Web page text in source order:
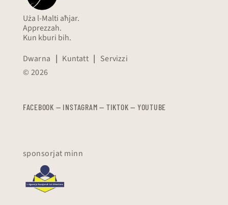
Uża l-Malti aħjar.
Apprezzah.
Kun kburi bih.
Dwarna | Kuntatt | Servizzi
© 2026
FACEBOOK — INSTAGRAM — TIKTOK — YOUTUBE
sponsorjat minn